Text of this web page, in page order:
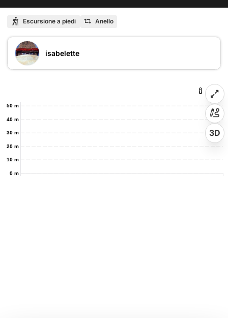
Escursione a piedi Anello
isabelette
0 m
10 m
20 m
30 m
40 m
50 m
3D